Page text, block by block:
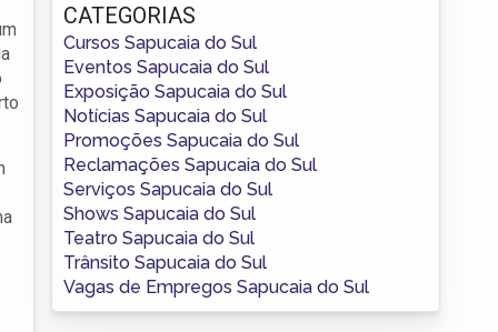
CATEGORIAS
Cursos Sapucaia do Sul
Eventos Sapucaia do Sul
Exposição Sapucaia do Sul
Notícias Sapucaia do Sul
Promoções Sapucaia do Sul
Reclamações Sapucaia do Sul
Serviços Sapucaia do Sul
Shows Sapucaia do Sul
Teatro Sapucaia do Sul
Trânsito Sapucaia do Sul
Vagas de Empregos Sapucaia do Sul